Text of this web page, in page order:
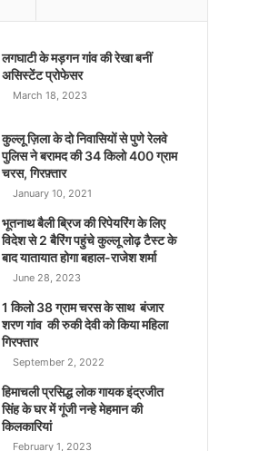
लगघाटी के मड़गन गांव की रेखा बनीं
असिस्टेंट प्रोफेसर
March 18, 2023
कुल्लू ज़िला के दो निवासियों से पुणे रेलवे
पुलिस ने बरामद की 34 किलो 400 ग्राम
चरस, गिरफ़्तार
January 10, 2021
भूतनाथ बैली ब्रिज की रिपेयरिंग के लिए
विदेश से 2 बैरिंग पहुंचे कुल्लू लोढ़ टैस्ट के
बाद यातायात होगा बहाल-राजेश शर्मा
June 28, 2023
1 किलो 38 ग्राम चरस के साथ बंजार
शरण गांव की रुकी देवी को किया महिला
गिरफ्तार
September 2, 2022
हिमाचली प्रसिद्ध लोक गायक इंद्रजीत
सिंह के घर में गूंजी नन्हे मेहमान की
किलकारियां
February 1, 2023